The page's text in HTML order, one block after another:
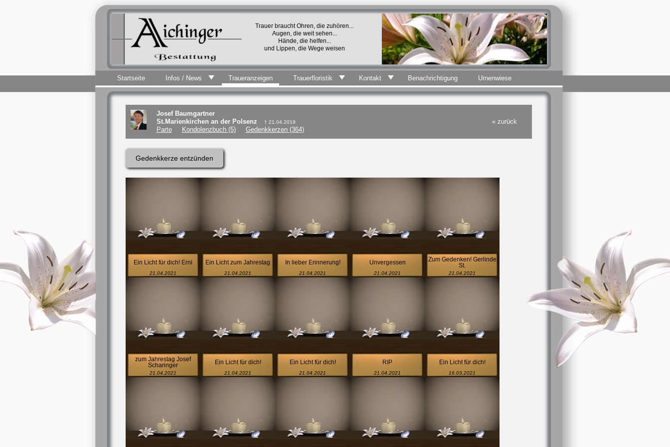
Startseite Infos / News Traueranzeigen Trauerfloristik Kontakt Benachrichtigung Urnenwiese
Josef Baumgartner
St.Marienkirchen an der Polsenz
† 21.04.2019
« zurück
Parte
Kondolenzbuch (5) Gedenkkerzen (364)
Gedenkkerze entzünden
Ein Licht für dich! Erni
21.04.2021
Ein Licht zum Jahrestag
21.04.2021
In lieber Erinnerung!
21.04.2021
Unvergessen
21.04.2021
Zum Gedenken! Gerlinde
St.
21.04.2021
zum Jahrestag Josef
Scharinger
21.04.2021
Ein Licht für dich!
21.04.2021
Ein Licht für dich!
21.04.2021
RIP
21.04.2021
Ein Licht für dich!
16.03.2021
Trauer braucht Ohren, die zuhören...
Augen, die weit sehen...
Hände, die helfen...
und Lippen, die Wege weisen